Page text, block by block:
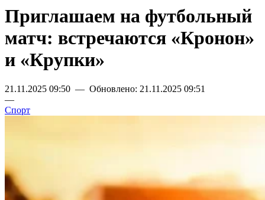
Приглашаем на футбольный
матч: встречаются «Кронон»
и «Крупки»
21.11.2025 09:50 — Обновлено: 21.11.2025 09:51
—
Спорт